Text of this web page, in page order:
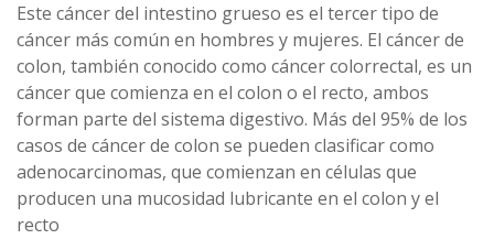
Este cáncer del intestino grueso es el tercer tipo de
cáncer más común en hombres y mujeres. El cáncer de
colon, también conocido como cáncer colorrectal, es un
cáncer que comienza en el colon o el recto, ambos
forman parte del sistema digestivo. Más del 95% de los
casos de cáncer de colon se pueden clasificar como
adenocarcinomas, que comienzan en células que
producen una mucosidad lubricante en el colon y el
recto